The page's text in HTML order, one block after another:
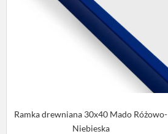
Ramka drewniana 30x40 Mado Różowo-
Niebieska